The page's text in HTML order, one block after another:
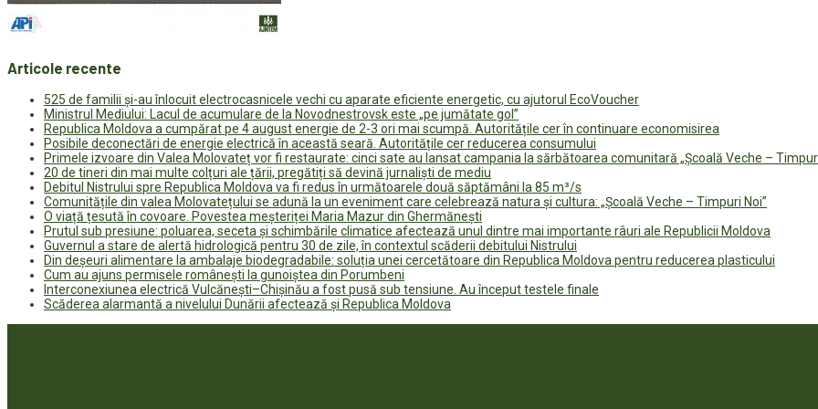
Articole recente
525 de familii și-au înlocuit electrocasnicele vechi cu aparate eficiente energetic, cu ajutorul EcoVoucher
Ministrul Mediului: Lacul de acumulare de la Novodnestrovsk este „pe jumătate gol”
Republica Moldova a cumpărat pe 4 august energie de 2-3 ori mai scumpă. Autoritățile cer în continuare economisirea
Posibile deconectări de energie electrică în această seară. Autoritățile cer reducerea consumului
Primele izvoare din Valea Molovateț vor fi restaurate: cinci sate au lansat campania la sărbătoarea comunitară „Școală Veche –
20 de tineri din mai multe colțuri ale țării, pregătiți să devină jurnaliști de mediu
Debitul Nistrului spre Republica Moldova va fi redus în următoarele două săptămâni la 85 m³/s
Comunitățile din valea Molovatețului se adună la un eveniment care celebrează natura și cultura: „Școală Veche – Timpuri Noi”
O viață țesută în covoare. Povestea meșteriței Maria Mazur din Ghermănești
Prutul sub presiune: poluarea, seceta și schimbările climatice afectează unul dintre mai importante râuri ale Republicii Moldova
Guvernul a stare de alertă hidrologică pentru 30 de zile, în contextul scăderii debitului Nistrului
Din deșeuri alimentare la ambalaje biodegradabile: soluția unei cercetătoare din Republica Moldova pentru reducerea plasticului
Cum au ajuns permisele românești la gunoiștea din Porumbeni
Interconexiunea electrică Vulcănești–Chișinău a fost pusă sub tensiune. Au început testele finale
Scăderea alarmantă a nivelului Dunării afectează și Republica Moldova